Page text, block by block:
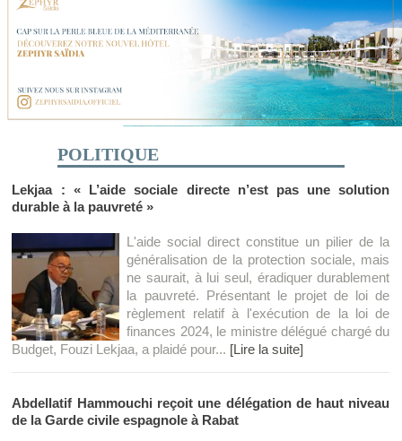
POLITIQUE
Lekjaa : « L’aide sociale directe n’est pas une solution
durable à la pauvreté »
L'aide social direct constitue un pilier de la
généralisation de la protection sociale, mais
ne saurait, à lui seul, éradiquer durablement
la pauvreté. Présentant le projet de loi de
règlement relatif à l'exécution de la loi de
finances 2024, le ministre délégué chargé du
Budget, Fouzi Lekjaa, a plaidé pour... [Lire la suite]
Abdellatif Hammouchi reçoit une délégation de haut niveau
de la Garde civile espagnole à Rabat